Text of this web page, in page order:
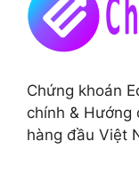
Chứng khoán
chính &
hàng đầu Việt